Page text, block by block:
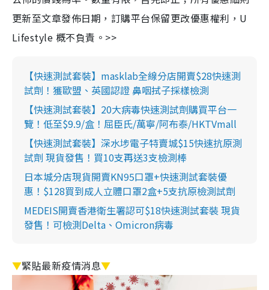
更新至文章發佈日期，訂購平台保留更改優惠權利，U
Lifestyle 概不負責。>>
【快速測試套裝】masklab全線分店開賣$28快速測
試劑！獲歐盟、英國認證 鼻咽拭子採樣檢測
【快速測試套裝】20大病毒快速測試劑購買平台一
覽！低至$9.9/盒！屈臣氏/萬寧/阿布泰/HKTVmall
【快速測試套裝】深水埗電子特賣城$15快速抗原測
試劑 現貨發售！買10支再送3支檢測棒
日本城分店現貨開賣KN95口罩+快速測試套裝優
惠！$128買到成人立體口罩2盒+5支抗原檢測試劑
MEDEIS開賣香港衛生署認可$18快速測試套裝 現貨
發售！可檢測Delta、Omicron病毒
▼緊貼最新疫情消息▼